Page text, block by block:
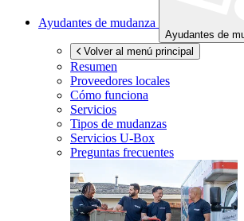
Ayudantes de mudanza
Ayudantes de
Volver al menú principal
Resumen
Proveedores locales
Cómo funciona
Servicios
Tipos de mudanzas
Servicios U-Box
Preguntas frecuentes